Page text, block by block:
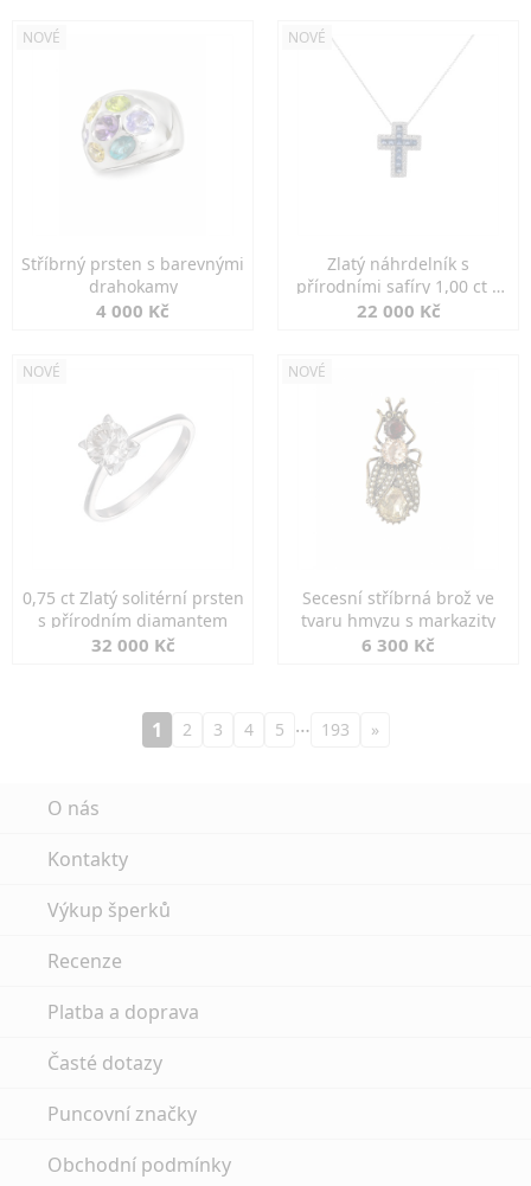
NOVÉ
Stříbrný prsten s barevnými
drahokamy
4 000 Kč
NOVÉ
Zlatý náhrdelník s
přírodními safíry 1,00 ct a
diamanty
22 000 Kč
NOVÉ
0,75 ct Zlatý solitérní prsten
s přírodním diamantem
32 000 Kč
NOVÉ
Secesní stříbrná brož ve
tvaru hmyzu s markazity
6 300 Kč
1 2 3 4 5 … 193 »
O nás
Kontakty
Výkup šperků
Recenze
Platba a doprava
Časté dotazy
Puncovní značky
Obchodní podmínky